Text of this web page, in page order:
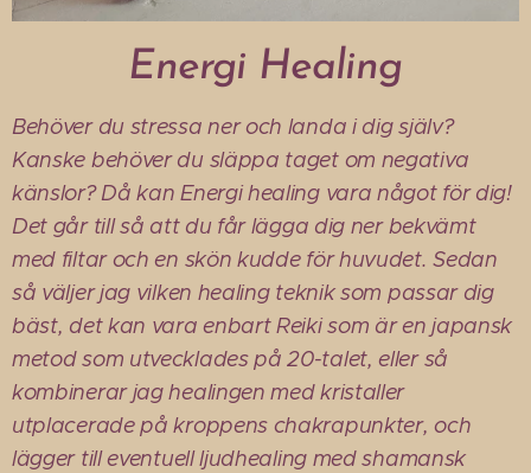
Energi Healing
Behöver du stressa ner och landa i dig själv?
Kanske behöver du släppa taget om negativa
känslor? Då kan Energi healing vara något för dig!
Det går till så att du får lägga dig ner bekvämt
med filtar och en skön kudde för huvudet. Sedan
så väljer jag vilken healing teknik som passar dig
bäst, det kan vara enbart Reiki som är en japansk
metod som utvecklades på 20-talet, eller så
kombinerar jag healingen med kristaller
utplacerade på kroppens chakrapunkter, och
lägger till eventuell ljudhealing med shamansk